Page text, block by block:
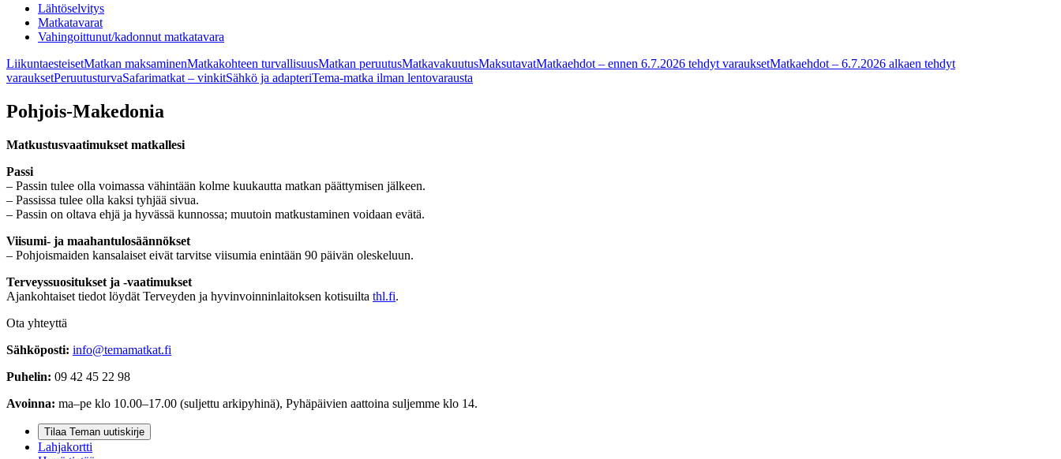
Lähtöselvitys
Matkatavarat
Vahingoittunut/kadonnut matkatavara
LiikuntaesteisetMatkan maksaminenMatkakohteen turvallisuusMatkan peruutusMatkavakuutusMaksutavatMatkaehdot – ennen 6.7.2026 tehdyt varauksetMatkaehdot – 6.7.2026 alkaen tehdyt
varauksetPeruutusturvaSafarimatkat – vinkitSähkö ja adapteriTema-matka ilman lentovarausta
Pohjois-Makedonia
Matkustusvaatimukset matkallesi
Passi
– Passin tulee olla voimassa vähintään kolme kuukautta matkan päättymisen jälkeen.
– Passissa tulee olla kaksi tyhjää sivua.
– Passin on oltava ehjä ja hyvässä kunnossa; muutoin matkustaminen voidaan evätä.
Viisumi- ja maahantulosäännökset
– Pohjoismaiden kansalaiset eivät tarvitse viisumia enintään 90 päivän oleskeluun.
Terveyssuositukset ja -vaatimukset
Ajankohtaiset tiedot löydät Terveyden ja hyvinvoinninlaitoksen kotisuilta thl.fi.
Ota yhteyttä
Sähköposti: info@temamatkat.fi
Puhelin: 09 42 45 22 98
Avoinna: ma–pe klo 10.00–17.00 (suljettu arkipyhinä), Pyhäpäivien aattoina suljemme klo 14.
Tilaa Teman uutiskirje
Lahjakortti